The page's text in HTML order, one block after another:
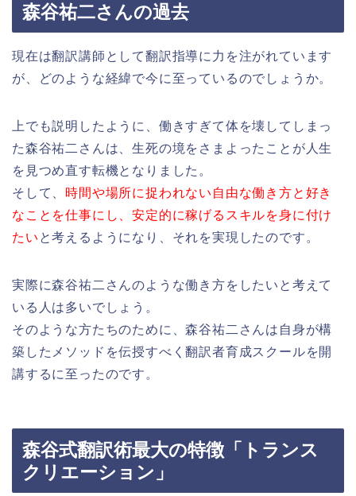
森谷祐二さんの過去
現在は翻訳講師として翻訳指導に力を注がれています
が、どのような経緯で今に至っているのでしょうか。
上でも説明したように、働きすぎて体を壊してしまっ
た森谷祐二さんは、生死の境をさまよったことが人生
を見つめ直す転機となりました。
そして、 時間や場所に捉われない自由な働き方と好き
なことを仕事にし、安定的に稼げるスキルを身に付け
たい と考えるようになり、それを実現したのです。
実際に森谷祐二さんのような働き方をしたいと考えて
いる人は多いでしょう。
そのような方たちのために、森谷祐二さんは自身が構
築したメソッドを伝授すべく翻訳者育成スクールを開
講するに至ったのです。
森谷式翻訳術最大の特徴「トランス
クリエーション」